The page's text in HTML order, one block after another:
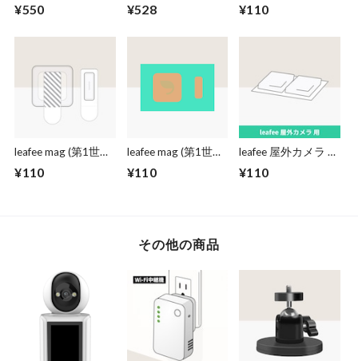
¥550 ¥528
ール
¥110
leafee mag (第1世代)
ール
¥110
leafee mag (第1世代)
ト
¥110
leafee 屋外カメラ 用
¥110
その他の商品